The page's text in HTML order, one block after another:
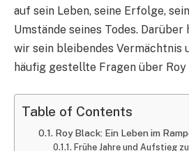
auf sein Leben, seine Erfolge,
Umstände seines Todes.
wir sein bleibendes Vermächtnis
häufig gestellte Fragen über Roy
Table of Contents
Roy Black: Ein Leben im
Frühe Jahre und Aufstieg